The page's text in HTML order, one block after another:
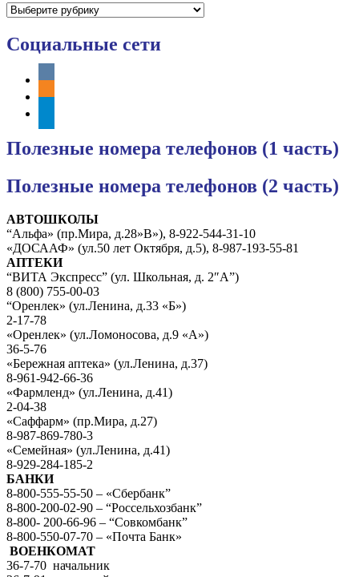
Рубрики
Социальные сети
vkontakte
odnoklassniki
Полезные номера телефонов (1 часть)
Полезные номера телефонов (2 часть)
АВТОШКОЛЫ
“Альфа» (пр.Мира, д.28»В»), 8-922-544-31-10
«ДОСААФ» (ул.50 лет Октября, д.5), 8-987-193-55-81
АПТЕКИ
“ВИТА Экспресс” (ул. Школьная, д. 2″А”)
8 (800) 755-00-03
“Оренлек» (ул.Ленина, д.33 «Б»)
2-17-78
«Оренлек» (ул.Ломоносова, д.9 «А»)
36-5-76
«Бережная аптека» (ул.Ленина, д.37)
8-961-942-66-36
«Фармленд» (ул.Ленина, д.41)
2-04-38
«Саффарм» (пр.Мира, д.27)
8-987-869-780-3
«Семейная» (ул.Ленина, д.41)
8-929-284-185-2
БАНКИ
8-800-555-55-50 – «Сбербанк”
8-800-200-02-90 – “Россельхозбанк”
8-800- 200-66-96 – “Совкомбанк”
8-800-550-07-70 – «Почта Банк»
ВОЕНКОМАТ
36-7-70 начальник